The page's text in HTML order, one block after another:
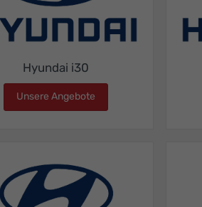
Hyundai i30
Unsere Angebote